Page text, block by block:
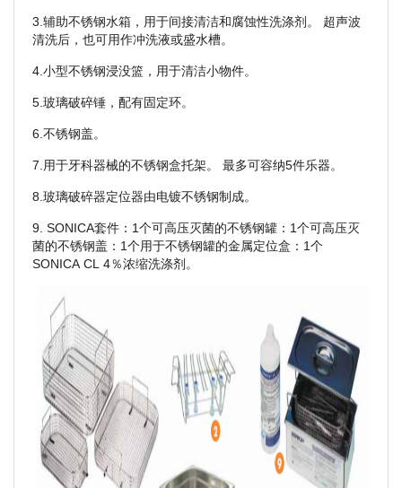
3.辅助不锈钢水箱，用于间接清洁和腐蚀性洗涤剂。 超声波
清洗后，也可用作冲洗液或盛水槽。
4.小型不锈钢浸没篮，用于清洁小物件。
5.玻璃破碎锤，配有固定环。
6.不锈钢盖。
7.用于牙科器械的不锈钢盒托架。 最多可容纳5件乐器。
8.玻璃破碎器定位器由电镀不锈钢制成。
9. SONICA套件：1个可高压灭菌的不锈钢罐：1个可高压灭
菌的不锈钢盖：1个用于不锈钢罐的金属定位盒：1个
SONICA CL 4％浓缩洗涤剂。